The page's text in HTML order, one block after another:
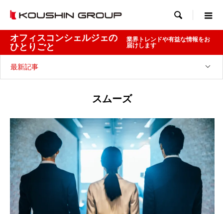

オフィスコンシェルジェの
ひとりごと
業界トレンドや有益な情報をお
届けします
最新記事
スムーズ